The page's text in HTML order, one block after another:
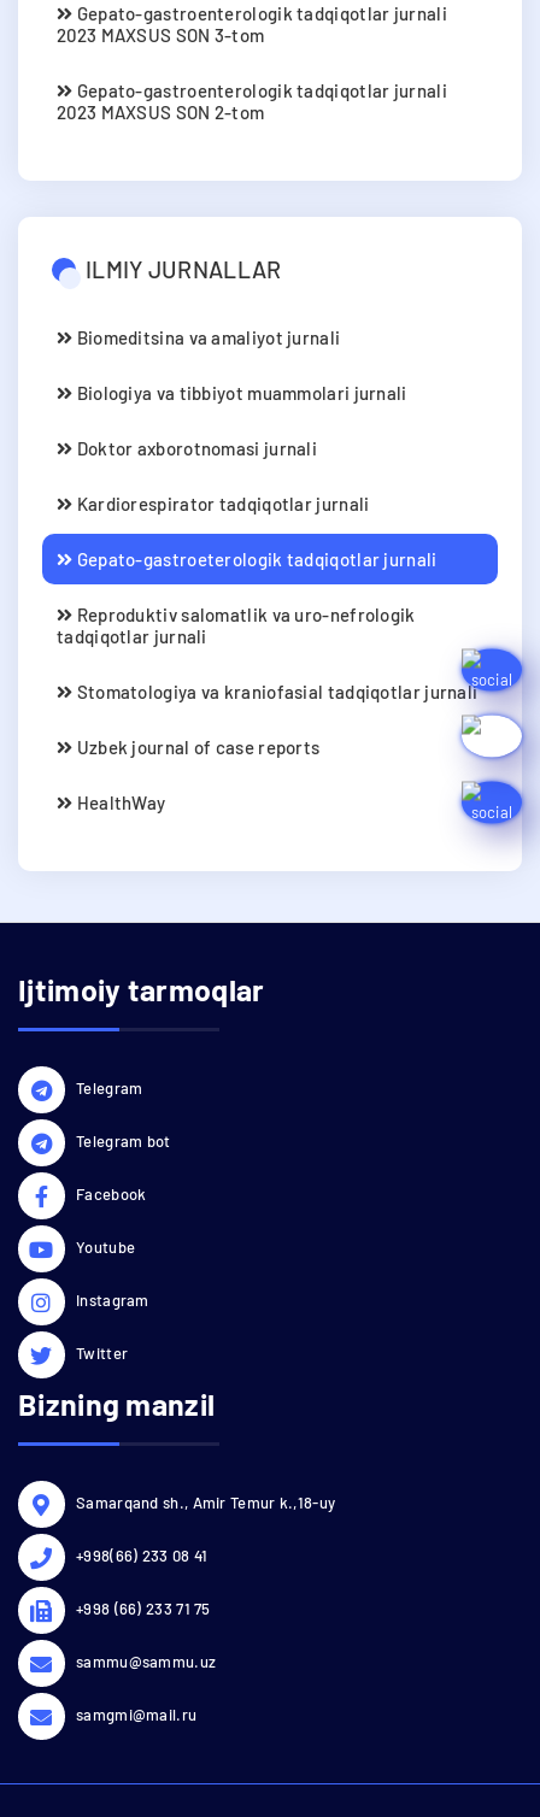
Gepato-gastroenterologik tadqiqotlar jurnali
2023 MAXSUS SON 3-tom
Gepato-gastroenterologik tadqiqotlar jurnali
2023 MAXSUS SON 2-tom
ILMIY JURNALLAR
Biomeditsina va amaliyot jurnali
Biologiya va tibbiyot muammolari jurnali
Doktor axborotnomasi jurnali
Kardiorespirator tadqiqotlar jurnali
Gepato-gastroeterologik tadqiqotlar jurnali
Reproduktiv salomatlik va uro-nefrologik
tadqiqotlar jurnali
Stomatologiya va kraniofasial tadqiqotlar jurnali
Uzbek journal of case reports
HealthWay
Ijtimoiy tarmoqlar
Telegram
Telegram bot
Facebook
Youtube
Instagram
Twitter
Bizning manzil
Samarqand sh., Amir Temur k.,18-uy
+998(66) 233 08 41
+998 (66) 233 71 75
sammu@sammu.uz
samgmi@mail.ru